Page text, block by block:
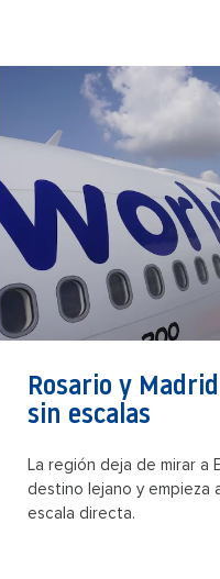
Rosario y
sin escalas
La región deja de mirar a
destino lejano y empieza
escala directa.